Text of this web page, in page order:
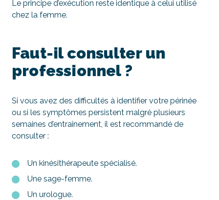
Le principe d’exécution reste identique à celui utilisé
chez la femme.
Faut-il consulter un
professionnel ?
Si vous avez des difficultés à identifier votre périnée
ou si les symptômes persistent malgré plusieurs
semaines d’entraînement, il est recommandé de
consulter :
Un kinésithérapeute spécialisé.
Une sage-femme.
Un urologue.